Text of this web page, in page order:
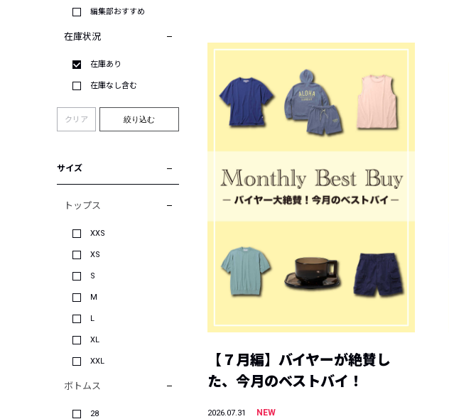
編集部おすすめ
在庫状況
在庫あり
在庫なし含む
クリア 絞り込む
サイズ
トップス
XXS
XS
S
M
L
XL
XXL
ボトムス
28
【７月編】バイヤーが絶賛し
た、今月のベストバイ！
2026.07.31
NEW